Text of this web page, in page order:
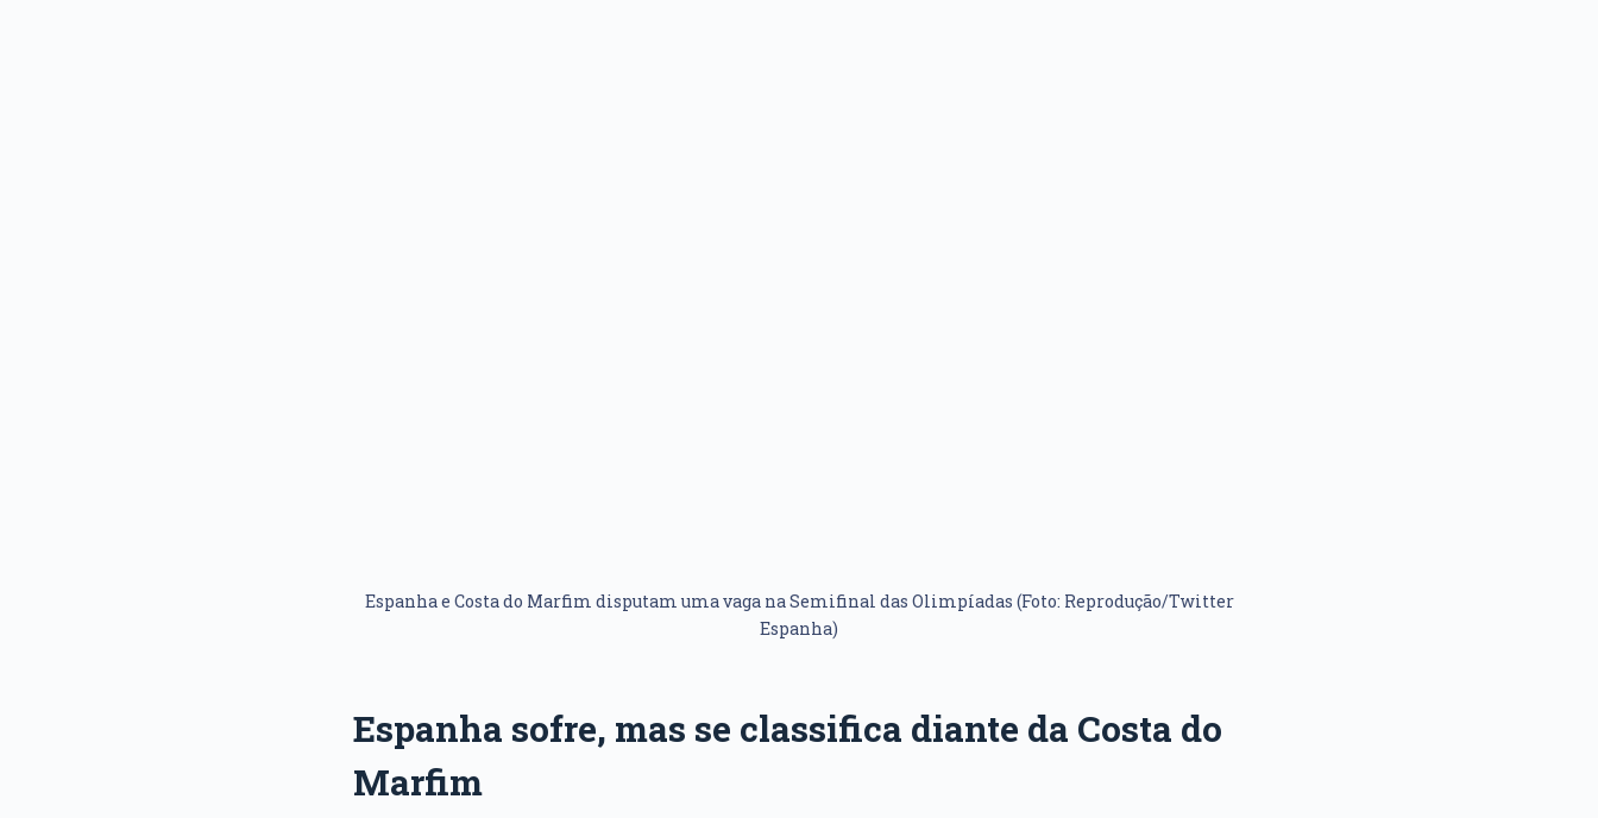
Espanha e Costa do Marfim disputam uma vaga na Semifinal das Olimpíadas (Foto: Reprodução/Twitter
Espanha)
Espanha sofre, mas se classifica diante da Costa do
Marfim